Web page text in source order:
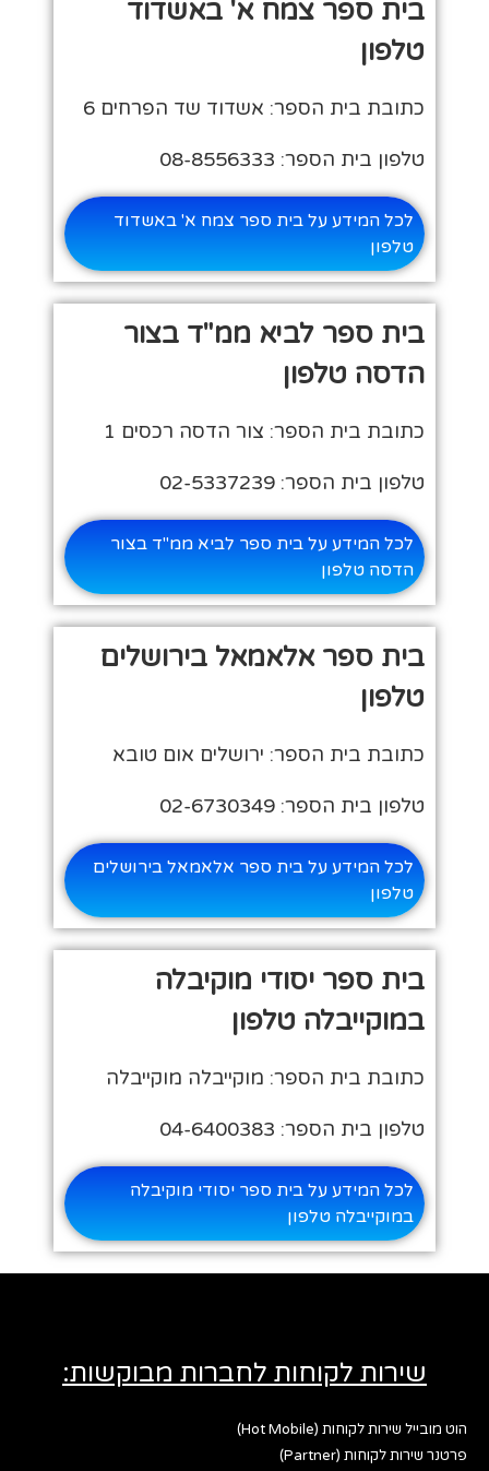
בית ספר צמח א' באשדוד
טלפון
כתובת בית הספר: אשדוד שד הפרחים 6
טלפון בית הספר: 08-8556333
לכל המידע על בית ספר צמח א' באשדוד
טלפון
בית ספר לביא ממ"ד בצור
הדסה טלפון
כתובת בית הספר: צור הדסה רכסים 1
טלפון בית הספר: 02-5337239
לכל המידע על בית ספר לביא ממ"ד בצור
הדסה טלפון
בית ספר אלאמאל בירושלים
טלפון
כתובת בית הספר: ירושלים אום טובא
טלפון בית הספר: 02-6730349
לכל המידע על בית ספר אלאמאל בירושלים
טלפון
בית ספר יסודי מוקיבלה
במוקייבלה טלפון
כתובת בית הספר: מוקייבלה מוקייבלה
טלפון בית הספר: 04-6400383
לכל המידע על בית ספר יסודי מוקיבלה
במוקייבלה טלפון
שירות לקוחות לחברות מבוקשות:
הוט מובייל שירות לקוחות (Hot Mobile)
פרטנר שירות לקוחות (Partner)